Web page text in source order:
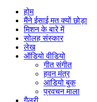
होम
मैंने ईसाई मत क्यों छोड़ा
मिशन के बारे में
सोलह संस्कार
लेख
ऑडियो वीडियो
गीत संगीत
हवन मंत्र
आडियो बुक
प्रवचन माला
गैलरी